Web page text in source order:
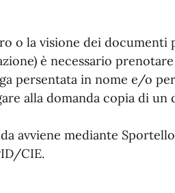
o la visione dei documenti
è necessario
persentata in nome e/o
alla domanda copia di
avviene mediante
CIE.